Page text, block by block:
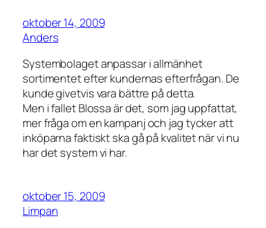
oktober 14, 2009
Anders
Systembolaget anpassar i allmänhet
sortimentet efter kundernas efterfrågan. De
kunde givetvis vara bättre på detta.
Men i fallet Blossa är det, som jag uppfattat,
mer fråga om en kampanj och jag tycker att
inköparna faktiskt ska gå på kvalitet när vi nu
har det system vi har.
oktober 15, 2009
Limpan